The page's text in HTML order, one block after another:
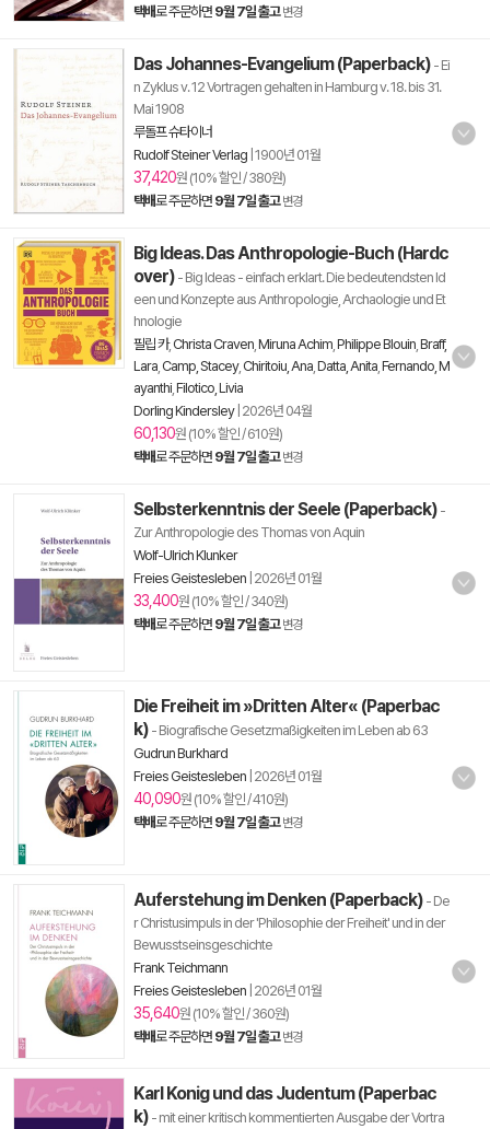
택배로 주문하면 9월 7일 출고 변경
Das Johannes-Evangelium (Paperback) - Ei
n Zyklus v. 12 Vortragen gehalten in Hamburg v. 18. bis 31.
Mai 1908
루돌프 슈타이너
Rudolf Steiner Verlag 1900년 01월
37,420원 (10% 할인 / 380원)
택배로 주문하면 9월 7일 출고 변경
Big Ideas. Das Anthropologie-Buch (Hardc
over) - Big Ideas - einfach erklart. Die bedeutendsten Id
een und Konzepte aus Anthropologie, Archaologie und Et
hnologie
필립 카,Christa Craven Miruna Achim Philippe Blouin Braff,
Lara Camp, Stacey, Chiritoiu, Ana Datta, Anita Fernando, M
ayanthi Filotico, Livia
Dorling Kindersley| 2026년 04월
60,130원 (10% 할인 / 610원)
택배로 주문하면 9월 7일 출고 변경
Selbsterkenntnis der Seele (Paperback) -
Zur Anthropologie des Thomas von Aquin
Wolf-Ulrich Klunker
Freies Geistesleben 2026년 01월
33,400원 (10% 할인 / 340원)
택배로 주문하면 9월 7일 출고 변경
Die Freiheit im »Dritten Alter« (Paperbac
k) - Biografische Gesetzmaßigkeiten im Leben ab 63
Gudrun Burkhard
Freies Geistesleben 2026년 01월
40,090원 (10% 할인 / 410원)
택배로 주문하면 9월 7일 출고 변경
Auferstehung im Denken (Paperback) - De
r Christusimpuls in der 'Philosophie der Freiheit' und in der
Bewusstseinsgeschichte
Frank Teichmann
Freies Geistesleben 2026년 01월
35,640원 (10% 할인 / 360원)
택배로 주문하면 9월 7일 출고 변경
Karl Konig und das Judentum (Paperbac
k) - mit einer kritisch kommentierten Ausgabe der Vortra